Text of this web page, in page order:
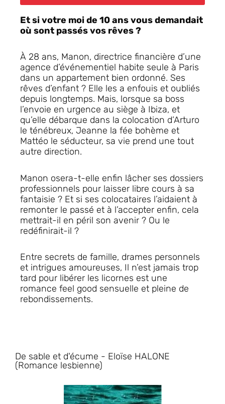
Et si votre moi de 10 ans vous demandait
où sont passés vos rêves ?
À 28 ans, Manon, directrice financière d’une
agence d’événementiel habite seule à Paris
dans un appartement bien ordonné. Ses
rêves d’enfant ? Elle les a enfouis et oubliés
depuis longtemps. Mais, lorsque sa boss
l’envoie en urgence au siège à Ibiza, et
qu’elle débarque dans la colocation d’Arturo
le ténébreux, Jeanne la fée bohème et
Mattéo le séducteur, sa vie prend une tout
autre direction.
Manon osera-t-elle enfin lâcher ses dossiers
professionnels pour laisser libre cours à sa
fantaisie ? Et si ses colocataires l’aidaient à
remonter le passé et à l’accepter enfin, cela
mettrait-il en péril son avenir ? Ou le
redéfinirait-il ?
Entre secrets de famille, drames personnels
et intrigues amoureuses, Il n’est jamais trop
tard pour libérer les licornes est une
romance feel good sensuelle et pleine de
rebondissements.
De sable et d'écume - Eloïse HALONE
(Romance lesbienne)